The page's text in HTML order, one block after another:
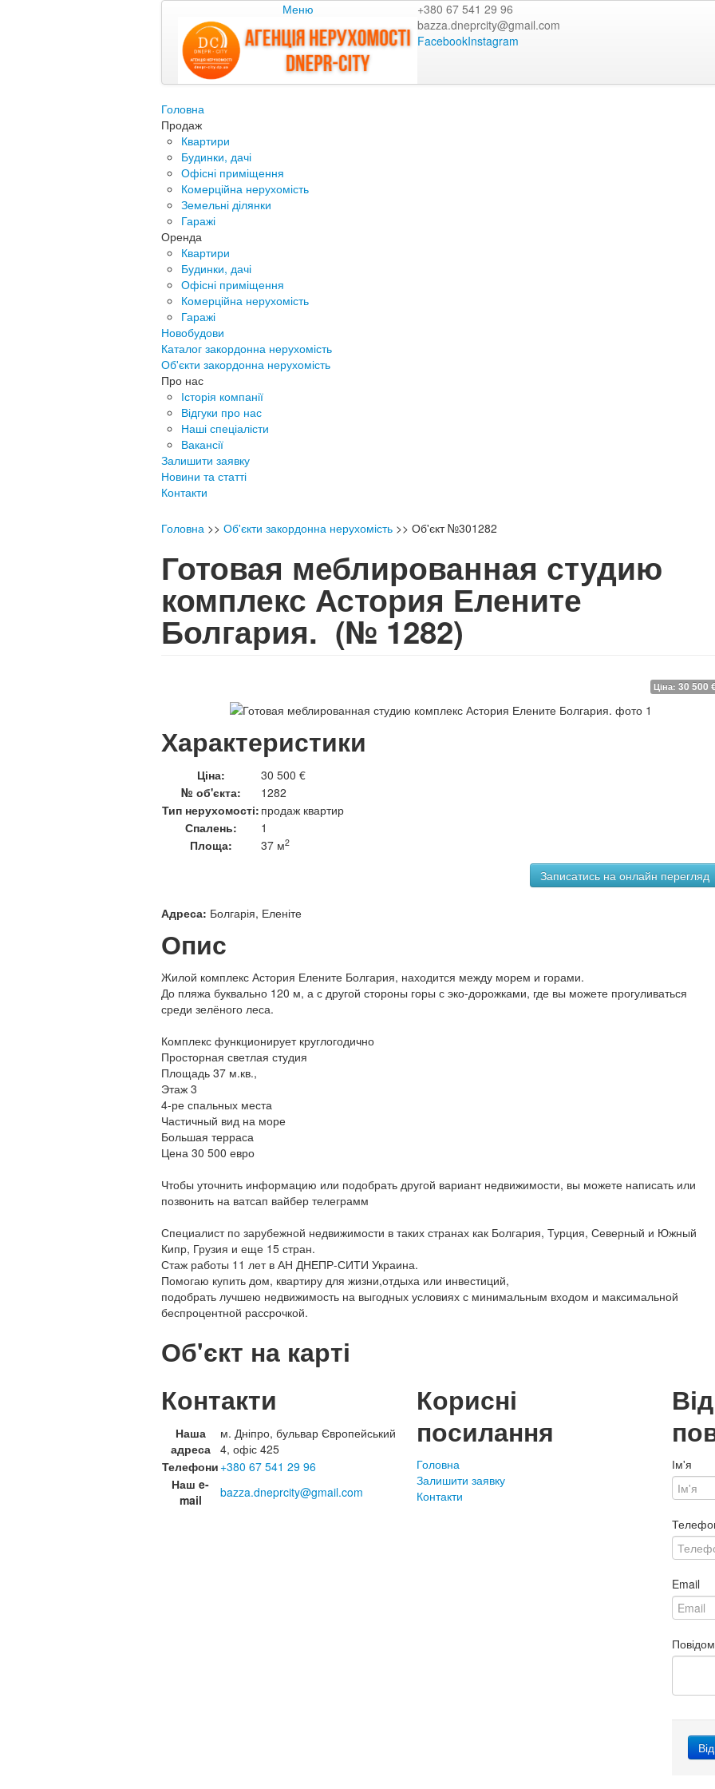
Меню
+380 67 541 29 96
bazza.dneprcity@gmail.com
FacebookInstagram
Головна
Продаж
Квартири
Будинки, дачі
Офісні приміщення
Комерційна нерухомість
Земельні ділянки
Гаражі
Оренда
Квартири
Будинки, дачі
Офісні приміщення
Комерційна нерухомість
Гаражі
Новобудови
Каталог закордонна нерухомість
Об'єкти закордонна нерухомість
Про нас
Історія компанії
Відгуки про нас
Наші спеціалісти
Вакансії
Залишити заявку
Новини та статті
Контакти
Головна >> Об'єкти закордонна нерухомість >> Об'єкт №301282
Готовая меблированная студию
комплекс Астория Елените
Болгария. (№ 1282)
Ціна: 30 500
Характеристики
Ціна:
30 500 €
№ об'єкта:
1282
Тип нерухомості: продаж квартир
Спалень:
1
Площа:
37 м2
Адреса: Болгарія, Еленіте
Опис
Жилой комплекс Астория Елените Болгария, находится между морем и горами.
До пляжа буквально 120 м, а с другой стороны горы с эко-дорожками, где вы можете прогуливаться
среди зелёного леса.
Комплекс функционирует круглогодично
Просторная светлая студия
Площадь 37 м.кв.,
Этаж 3
4-ре спальных места
Частичный вид на море
Большая терраса
Цена 30 500 евро
Чтобы уточнить информацию или подобрать другой вариант недвижимости, вы можете написать или
позвонить на ватсап вайбер телеграмм
Специалист по зарубежной недвижимости в таких странах как Болгария, Турция, Северный и Южный
Кипр, Грузия и еще 15 стран.
Стаж работы 11 лет в АН ДНЕПР-СИТИ Украина.
Помогаю купить дом, квартиру для жизни,отдыха или инвестиций,
подобрать лучшею недвижимость на выгодных условиях с минимальным входом и максимальной
беспроцентной рассрочкой.
Об'єкт на карті
Контакти
Наша
адреса
м. Дніпро, бульвар Європейський
4, офіс 425
Телефони +380 67 541 29 96
Наш e-
mail
bazza.dneprcity@gmail.com
Корисні
посилання
Головна
Залишити заявку
Контакти
Ім'я
Email